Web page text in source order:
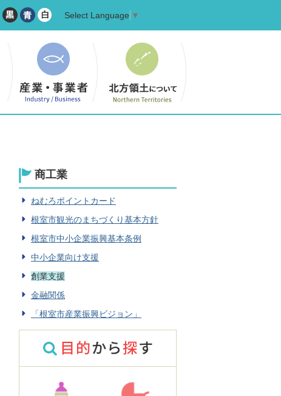
Select Language ▼
商工業
ねむろポイントカード
根室市観光のまちづくり基本方針
根室市中小企業振興基本条例
中小企業向け支援
創業支援
金融関係
「根室市産業振興ビジョン」